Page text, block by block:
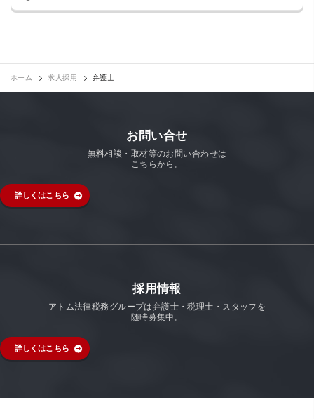
ホーム 求人採用 弁護士
お問い合せ
無料相談・取材等のお問い合わせは
こちらから。
詳しくはこちら
採用情報
アトム法律税務グループは弁護士・税理士・スタッフを
随時募集中。
詳しくはこちら